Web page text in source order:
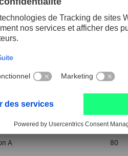
A
A 80